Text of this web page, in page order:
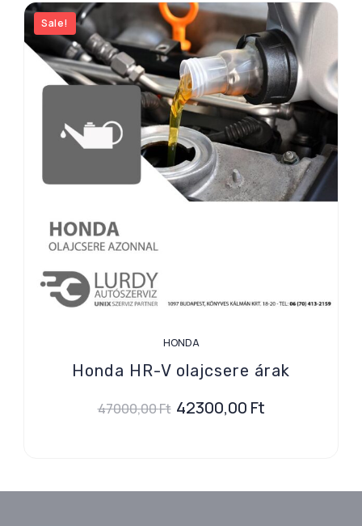
Sale!
HONDA
Honda HR-V olajcsere árak
47000,00Ft 42300,00 Ft